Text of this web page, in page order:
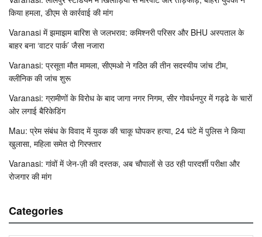
किया हमला, डीएम से कार्रवाई की मांग
Varanasi में झमाझम बारिश से जलभराव: कमिश्नरी परिसर और BHU अस्पताल के
बाहर बना ‘वाटर पार्क’ जैसा नजारा
Varanasi: प्रसूता मौत मामला, सीएमओ ने गठित की तीन सदस्यीय जांच टीम,
क्लीनिक की जांच शुरू
Varanasi: ग्रामीणों के विरोध के बाद जागा नगर निगम, सीर गोवर्धनपुर में गड्ढे के चारों
ओर लगाई बैरिकेडिंग
Mau: प्रेम संबंध के विवाद में युवक की चाकू घोपकर हत्या, 24 घंटे में पुलिस ने किया
खुलासा, महिला समेत दो गिरफ्तार
Varanasi: गांवों में जेन-ज़ी की दस्तक, अब चौपालों से उठ रही पारदर्शी परीक्षा और
रोजगार की मांग
Categories